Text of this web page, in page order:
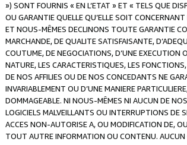
») SONT FOURNIS « EN L’ETAT » ET « TELS QUE
OU GARANTIE QUELLE QU’ELLE SOIT
ET NOUS-MÊMES DECLINONS TOUTE GARANTIE
MARCHANDE, DE QUALITE SATISFAISANTE,
COUTUME, DE NEGOCIATIONS, D’UNE EXECUTION
NATURE, LES CARACTERISTIQUES, LES
DE NOS AFFILIES OU DE NOS CONCEDANTS NE
INVARIABLEMENT OU D’UNE MANIERE
DOMMAGEABLE. NI NOUS-MÊMES NI AUCUN DE
LOGICIELS MALVEILLANTS OU INTERRUPTIONS DE
ACCES NON-AUTORISE A, OU MODIFICATION DE,
TOUT AUTRE INFORMATION OU CONTENU.